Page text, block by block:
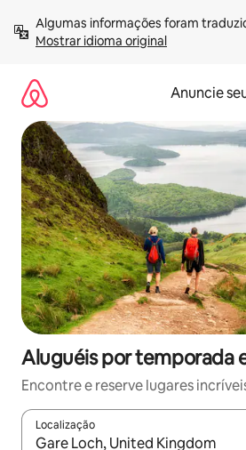
para
Mostrar idioma original
Anuncie
Aluguéis por temporada
Encontre e reserve lugares
Localização
Quando os resultados estiverem